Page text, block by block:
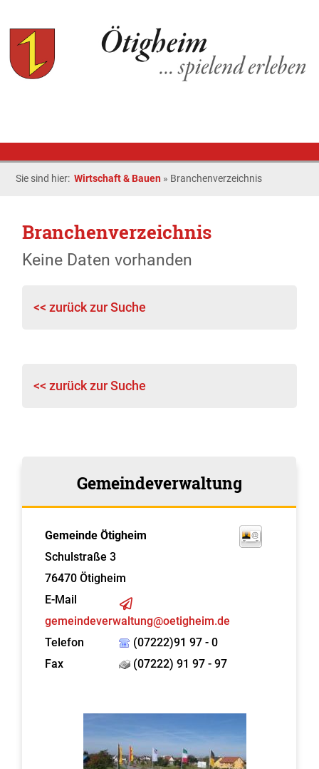
Sie sind hier:Wirtschaft & Bauen » Branchenverzeichnis
Branchenverzeichnis
Keine Daten vorhanden
<< zurück zur Suche
<< zurück zur Suche
Gemeindeverwaltung
Gemeinde Ötigheim
Schulstraße 3
76470 Ötigheim
E-Mail
gemeindeverwaltung@oetigheim.de
Telefon
(07222)91 97 - 0
Fax
(07222) 91 97 - 97